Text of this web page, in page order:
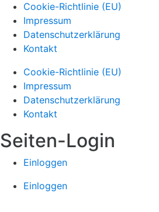
Cookie-Richtlinie (EU)
Impressum
Datenschutzerklärung
Kontakt
Cookie-Richtlinie (EU)
Impressum
Datenschutzerklärung
Kontakt
Seiten-Login
Einloggen
Einloggen